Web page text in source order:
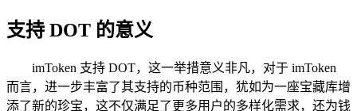
支持 DOT 的意义
imToken 支持 DOT，这一举措意义非凡，对于 imToken
而言，进一步丰富了其支持的币种范围，犹如为一座宝藏库增
添了新的珍宝，这不仅满足了更多用户的多样化需求，还为钱